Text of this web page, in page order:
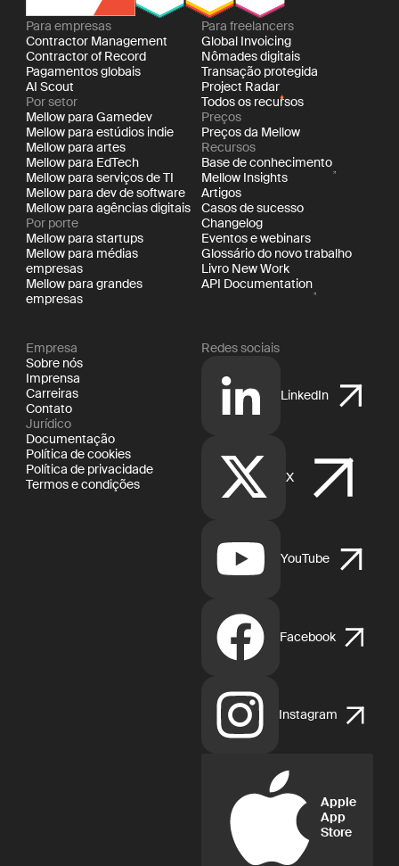
Para empresas
Contractor Management
Contractor of Record
Pagamentos globais
AI Scout
Por setor
Mellow para Gamedev
Mellow para estúdios indie
Mellow para artes
Mellow para EdTech
Mellow para serviços de TI
Mellow para dev de software
Mellow para agências digitais
Por porte
Mellow para startups
Mellow para médias
empresas
Mellow para grandes
empresas
Para freelancers
Global Invoicing
Nômades digitais
Transação protegida
Project Radar
Todos os recursos
Preços
Preços da Mellow
Recursos
Base de conhecimento
Mellow Insights
Artigos
Casos de sucesso
Changelog
Eventos e webinars
Glossário do novo trabalho
Livro New Work
API Documentation
Empresa
Sobre nós
Imprensa
Carreiras
Contato
Jurídico
Documentação
Política de cookies
Política de privacidade
Termos e condições
Redes sociais
LinkedIn
X
YouTube
Facebook
Instagram
Apple
App
Store